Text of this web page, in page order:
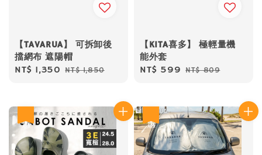
【TAVARUA】 可拆卸後
擋網布 遮陽帽
Sale
NT$ 1,350 Regular
NT$ 1,850
【KITA喜多】 極輕量機
能外套
Sale
NT$ 599 Regular
NT$ 809